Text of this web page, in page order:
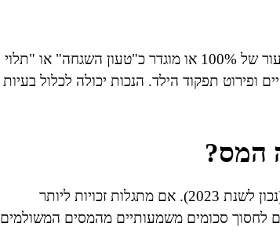
נקודות זיכוי ניתנות להורים לילד עד גיל 18, הסובל מנכות בשיעור של 100% או מוגדר כ"טעון השגחה" או "תלוי
ופירוט תפקוד הילד. הנכות יכולה לכלול בעיות
המס?
בישראל, כל נקודת זיכוי שווה לסכום של כ-2,796 ש"ח בשנה (נכון לשנת 2023). אם מתגלות זכויות ליותר
לחסוך סכומים משמעותיים מהמסים המשולמים